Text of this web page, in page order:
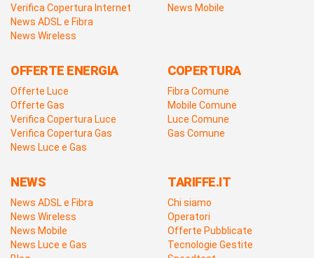
Verifica Copertura Internet
News ADSL e Fibra
News Wireless
News Mobile
OFFERTE ENERGIA
Offerte Luce
Offerte Gas
Verifica Copertura Luce
Verifica Copertura Gas
News Luce e Gas
COPERTURA
Fibra Comune
Mobile Comune
Luce Comune
Gas Comune
NEWS
News ADSL e Fibra
News Wireless
News Mobile
News Luce e Gas
TARIFFE.IT
Chi siamo
Operatori
Offerte Pubblicate
Tecnologie Gestite